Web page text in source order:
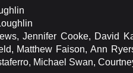
Jennifer Cooke, David
Matthew Faison, Ann
Michael Swan,